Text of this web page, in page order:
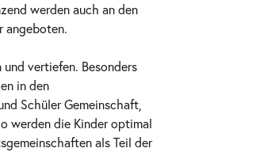
werden auch an den
angeboten.
vertiefen. Besonders
in den
Schüler Gemeinschaft,
werden die Kinder optimal
als Teil der